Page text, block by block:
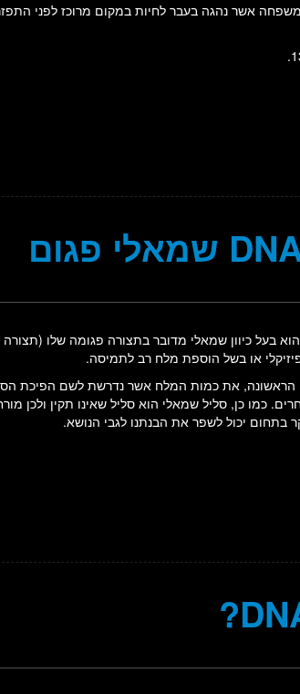
אשר נהגה בעבר לחיות במקום מרוכז לפני
או בשל הוספת מלח רב לתמיסה.
הראשונה, את כמות המלח אשר נדרשת לשם הפיכת
כמו כן, סליל שמאלי הוא סליל שאינו תקין ולכן
בתחום יכול לשפר את הבנתנו לגבי הנושא.